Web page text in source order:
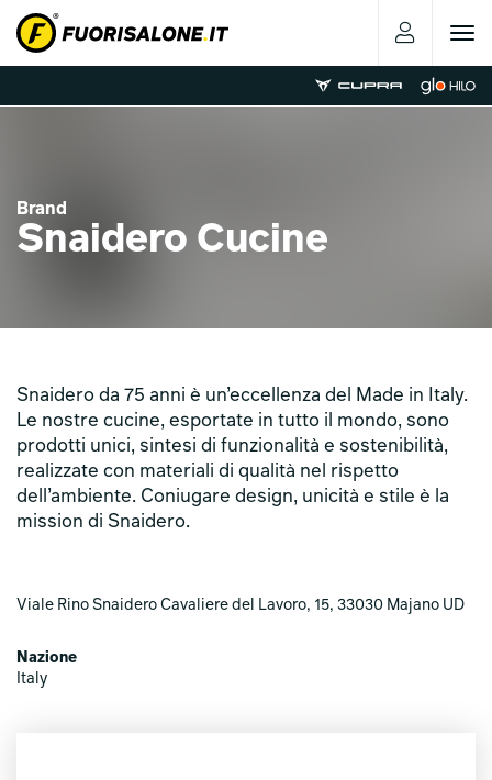
Toggle
Brand
Snaidero Cucine
Snaidero da 75 anni è un’eccellenza del Made in Italy.
Le nostre cucine, esportate in tutto il mondo, sono
prodotti unici, sintesi di funzionalità e sostenibilità,
realizzate con materiali di qualità nel rispetto
dell’ambiente. Coniugare design, unicità e stile è la
mission di Snaidero.
Viale Rino Snaidero Cavaliere del Lavoro, 15, 33030 Majano UD
Nazione
Italy